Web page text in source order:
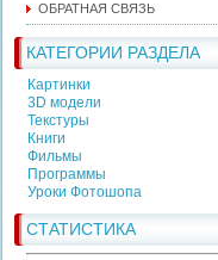
ОБРАТНАЯ СВЯЗЬ
КАТЕГОРИИ РАЗДЕЛА
Картинки
3D модели
Текстуры
Книги
Фильмы
Программы
Уроки Фотошопа
СТАТИСТИКА